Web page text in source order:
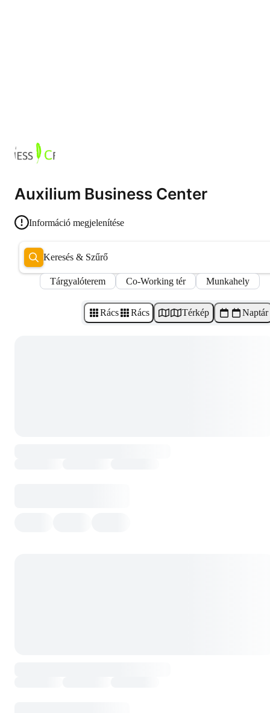
Auxilium Business Center
Információ megjelenítése
Keresés & Szűrő
Tárgyalóterem Co-Working tér Munkahely
Rács Rács Térkép Naptár